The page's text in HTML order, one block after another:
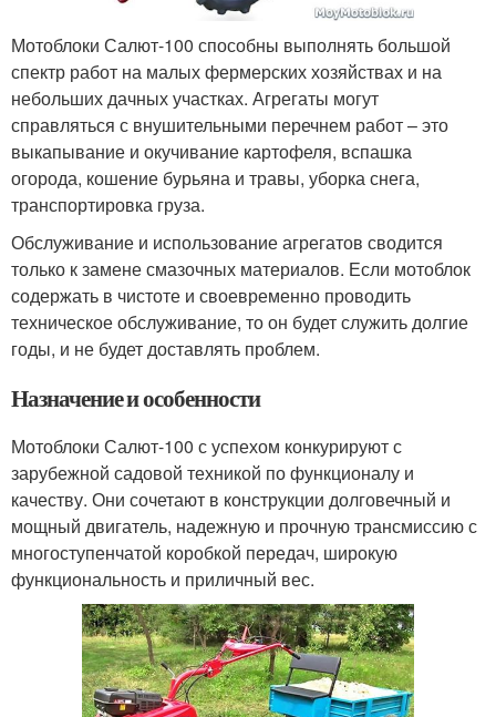
Мотоблоки Салют-100 способны выполнять большой
спектр работ на малых фермерских хозяйствах и на
небольших дачных участках. Агрегаты могут
справляться с внушительными перечнем работ – это
выкапывание и окучивание картофеля, вспашка
огорода, кошение бурьяна и травы, уборка снега,
транспортировка груза.
Обслуживание и использование агрегатов сводится
только к замене смазочных материалов. Если мотоблок
содержать в чистоте и своевременно проводить
техническое обслуживание, то он будет служить долгие
годы, и не будет доставлять проблем.
Назначение и особенности
Мотоблоки Салют-100 с успехом конкурируют с
зарубежной садовой техникой по функционалу и
качеству. Они сочетают в конструкции долговечный и
мощный двигатель, надежную и прочную трансмиссию с
многоступенчатой коробкой передач, широкую
функциональность и приличный вес.